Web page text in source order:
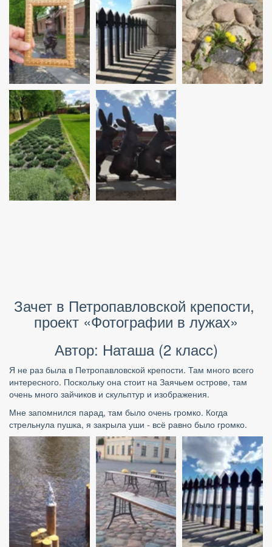
Зачет в Петропавловской крепости,
проект «Фотографии в лужах»
Автор: Наташа (2 класс)
Я не раз была в Петропавловской крепости. Там много всего
интересного. Поскольку она стоит на Заячьем острове, там
очень много зайчиков и скульптур и изображения.
Мне запомнился парад, там было очень громко. Когда
стрельнула пушка, я закрыла уши - всё равно было громко.